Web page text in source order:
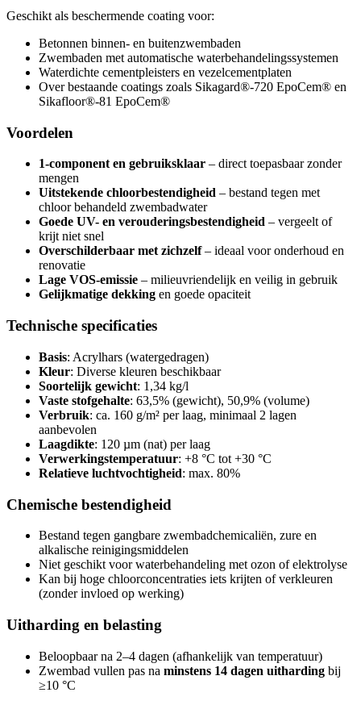
Geschikt als beschermende coating voor:
Betonnen binnen- en buitenzwembaden
Zwembaden met automatische waterbehandelingssystemen
Waterdichte cementpleisters en vezelcementplaten
Over bestaande coatings zoals Sikagard®-720 EpoCem® en
Sikafloor®-81 EpoCem®
Voordelen
1-component en gebruiksklaar – direct toepasbaar zonder
mengen
Uitstekende chloorbestendigheid – bestand tegen met
chloor behandeld zwembadwater
Goede UV- en verouderingsbestendigheid – vergeelt of
krijt niet snel
Overschilderbaar met zichzelf– ideaal voor onderhoud en
renovatie
Lage VOS-emissie – milieuvriendelijk en veilig in gebruik
Gelijkmatige dekking en goede opaciteit
Technische specificaties
Basis: Acrylhars (watergedragen)
Kleur: Diverse kleuren beschikbaar
Soortelijk gewicht: 1,34 kg/l
Vaste stofgehalte: 63,5% (gewicht), 50,9% (volume)
Verbruik: ca. 160 g/m² per laag, minimaal 2 lagen
aanbevolen
Laagdikte: 120 µm (nat) per laag
Verwerkingstemperatuur: +8 °C tot +30 °C
Relatieve luchtvochtigheid: max. 80%
Chemische bestendigheid
Bestand tegen gangbare zwembadchemicaliën, zure en
alkalische reinigingsmiddelen
Niet geschikt voor waterbehandeling met ozon of elektrolyse
Kan bij hoge chloorconcentraties iets krijten of verkleuren
(zonder invloed op werking)
Uitharding en belasting
Beloopbaar na 2–4 dagen (afhankelijk van temperatuur)
Zwembad vullen pas na minstens 14 dagen uitharding bij
≥10 °C